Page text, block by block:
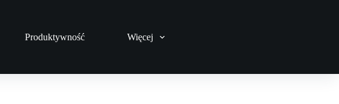
Produktywność Więcej